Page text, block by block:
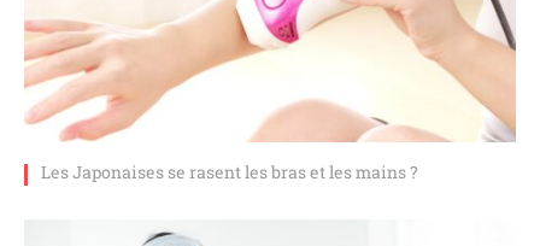
Les Japonaises se rasent les bras et les mains ?